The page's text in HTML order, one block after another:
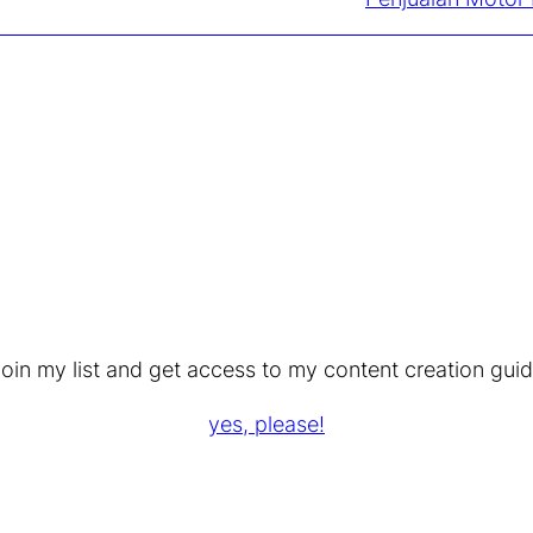
my list and get access to my content creation
yes, please!